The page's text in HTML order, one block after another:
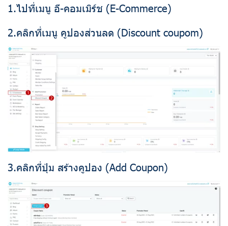
1.ไปที่เมนู อี-คอมเมิร์ช (E-Commerce)
2.คลิกที่เมนู คูปองส่วนลด (Discount coupom)
3.คลิกที่ปุ่ม สร้างคูปอง (Add Coupon)